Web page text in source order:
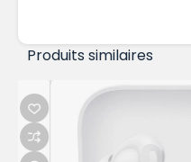
Produits similaires